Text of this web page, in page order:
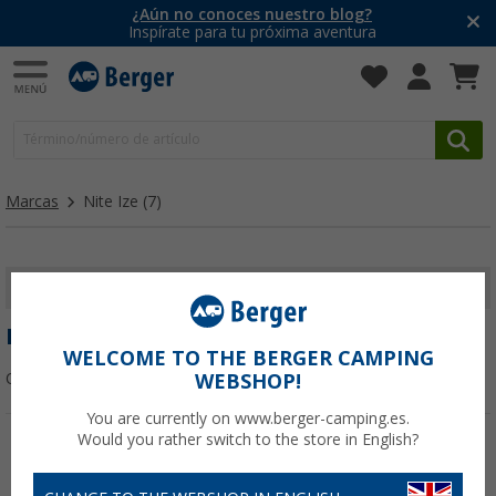
¿Aún no conoces nuestro blog?
Inspírate para tu próxima aventura
Marcas Nite Ize (7)
NITE IZE
Ordenar:
WELCOME TO THE BERGER CAMPING
WEBSHOP!
You are currently on www.berger-camping.es.
Would you rather switch to the store in English?